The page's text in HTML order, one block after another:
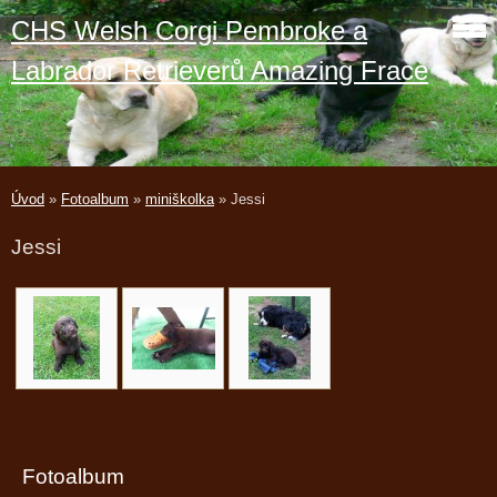
CHS Welsh Corgi Pembroke a
Labrador Retrieverů Amazing Frace
Úvod » Fotoalbum » miniškolka» Jessi
Jessi
Fotoalbum